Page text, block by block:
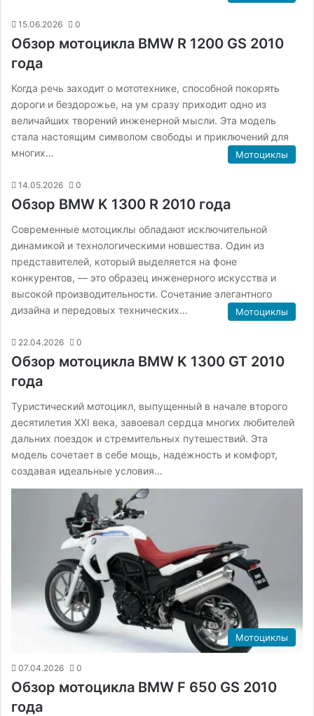
15.06.2026 0
Обзор мотоцикла BMW R 1200 GS 2010
года
Когда речь заходит о мототехнике, способной покорять
дороги и бездорожье, на ум сразу приходит одно из
величайших творений инженерной мысли. Эта модель
стала настоящим символом свободы и приключений для
многих…
Мотоциклы
14.05.2026 0
Обзор BMW K 1300 R 2010 года
Современные мотоциклы обладают исключительной
динамикой и технологическими новшества. Один из
представителей, который выделяется на фоне
конкурентов, — это образец инженерного искусства и
высокой производительности. Сочетание элегантного
дизайна и передовых технических…
Мотоциклы
22.04.2026 0
Обзор мотоцикла BMW K 1300 GT 2010
года
Туристический мотоцикл, выпущенный в начале второго
десятилетия XXI века, завоевал сердца многих любителей
дальних поездок и стремительных путешествий. Эта
модель сочетает в себе мощь, надежность и комфорт,
создавая идеальные условия…
Мотоциклы
07.04.2026 0
Обзор мотоцикла BMW F 650 GS 2010
года